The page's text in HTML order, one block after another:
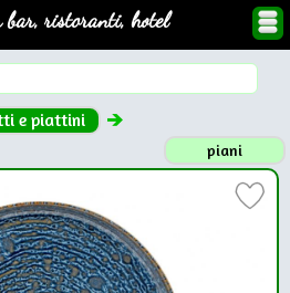
bar, ristoranti, hotel
e piattini
piani